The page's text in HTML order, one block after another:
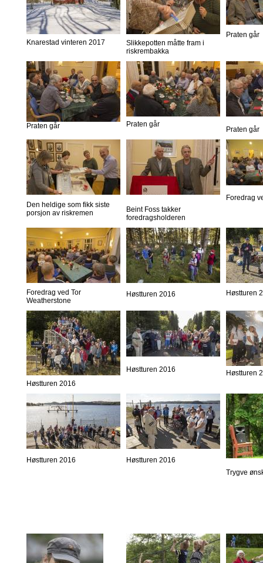
Knarestad vinteren 2017
Slikkepotten måtte fram i
riskrembakka
Praten går
Praten går Praten går
Praten går
Den heldige som fikk siste
porsjon av riskremen
Beint Foss takker
foredragsholderen
Foredrag
Foredrag ved Tor
Weatherstone
Høstturen 2016 Høstturen
Høstturen 2016
Høstturen 2016 Høstturen
Høstturen 2016
Høstturen 2016
Trygve